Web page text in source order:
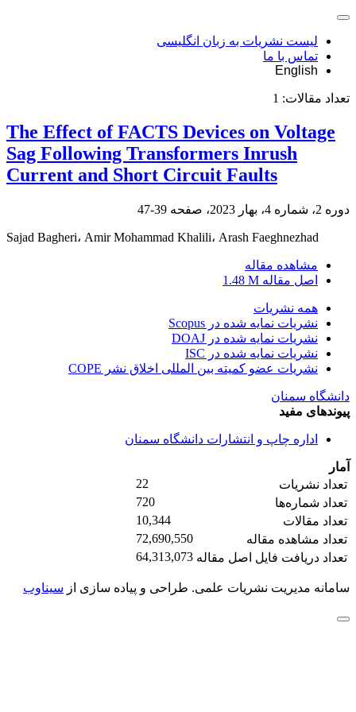
لیست نشریات به زبان انگلیسی
تماس با ما
English
تعداد مقالات: 1
The Effect of FACTS Devices on Voltage
Sag Following Transformers Inrush
Current and Short Circuit Faults
دوره 2، شماره 4، بهار 2023، صفحه 39-47
Sajad Bagheri، Amir Mohammad Khalili، Arash Faeghnezhad
مشاهده مقاله
اصل مقاله 1.48 M
همه نشریات
نشریات نمایه شده در Scopus
نشریات نمایه شده در DOAJ
نشریات نمایه شده در ISC
نشریات عضو کمیته بین المللی اخلاق نشر COPE
دانشگاه سمنان
پیوندهای مفید
اداره چاپ و انتشارات دانشگاه سمنان
آمار
تعداد نشریات
22
تعداد شماره‌ها
720
تعداد مقالات
10,344
تعداد مشاهده مقاله
72,690,550
تعداد دریافت فایل اصل مقاله 64,313,073
سامانه مدیریت نشریات علمی. طراحی و پیاده سازی از سیناوب